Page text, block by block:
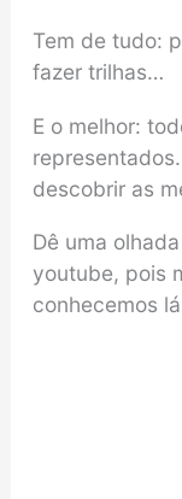
Tem de tudo:
fazer trilhas…
E o melhor:
descobrir as
Dê uma
youtube, pois
conhecemos